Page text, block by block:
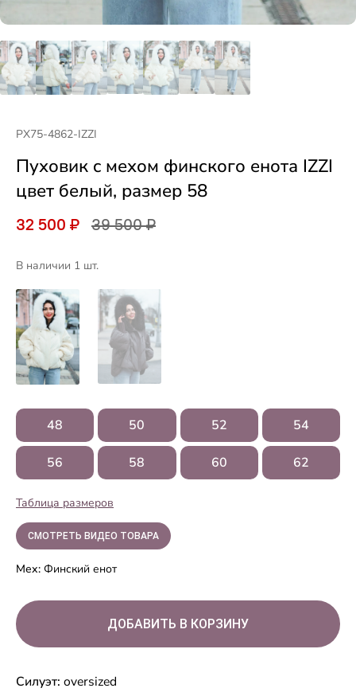
РХ75-4862-IZZI
Пуховик c мехом финского енота IZZI
цвет белый, размер 58
32 500 ₽ 39 500 ₽
В наличии 1 шт.
48 50 52 54
56 58 60 62
Таблица размеров
СМОТРЕТЬ ВИДЕО ТОВАРА
Мех: Финский енот
Силуэт: oversized